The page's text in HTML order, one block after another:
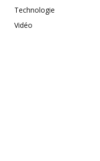
Technologie
Vidéo